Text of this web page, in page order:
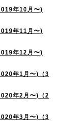
年10月〜)
年11月〜)
年12月〜)
年1月〜)（3
年2月〜)（2
年3月〜)（3